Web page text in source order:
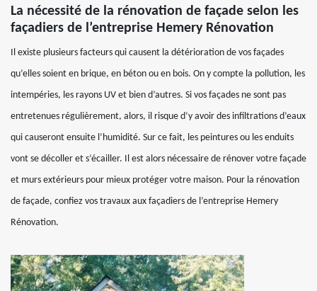
La nécessité de la rénovation de façade selon les
façadiers de l’entreprise Hemery Rénovation
Il existe plusieurs facteurs qui causent la détérioration de vos façades
qu’elles soient en brique, en béton ou en bois. On y compte la pollution, les
intempéries, les rayons UV et bien d’autres. Si vos façades ne sont pas
entretenues régulièrement, alors, il risque d’y avoir des infiltrations d’eaux
qui causeront ensuite l’humidité. Sur ce fait, les peintures ou les enduits
vont se décoller et s’écailler. Il est alors nécessaire de rénover votre façade
et murs extérieurs pour mieux protéger votre maison. Pour la rénovation
de façade, confiez vos travaux aux façadiers de l’entreprise Hemery
Rénovation.